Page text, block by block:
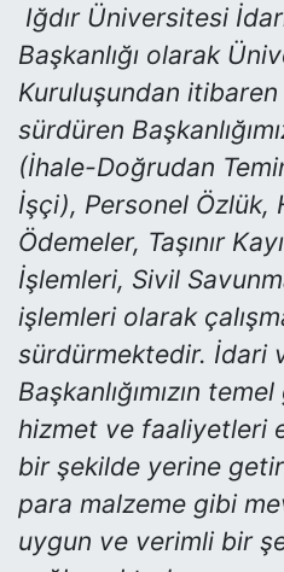
Iğdır Üniversitesi
Başkanlığı olarak
Kuruluşundan itibaren
sürdüren
(İhale-Doğrudan
İşçi), Personel Özlük,
Ödemeler, Taşınır
İşlemleri, Sivil
işlemleri olarak
sürdürmektedir. İdari
Başkanlığımızın
hizmet ve faaliyetleri
bir şekilde yerine
para malzeme gibi
uygun ve verimli bir